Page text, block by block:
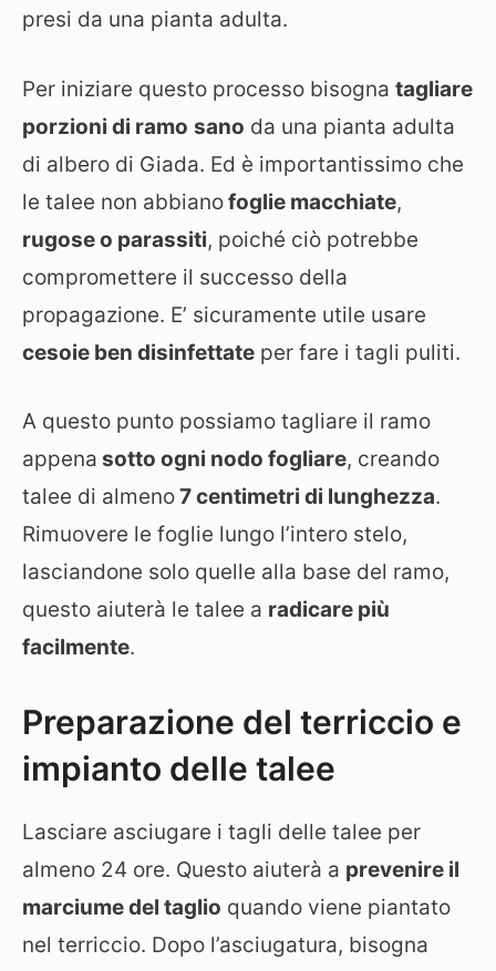
presi da una pianta adulta.
Per iniziare questo processo bisogna tagliare
porzioni di ramo sano da una pianta adulta
di albero di Giada. Ed è importantissimo che
le talee non abbianofoglie macchiate,
rugose o parassiti, poiché ciò potrebbe
compromettere il successo della
propagazione. E’ sicuramente utile usare
cesoie ben disinfettate per fare i tagli puliti.
A questo punto possiamo tagliare il ramo
appena sotto ogni nodo fogliare, creando
talee di almeno7 centimetri di lunghezza.
Rimuovere le foglie lungo l’intero stelo,
lasciandone solo quelle alla base del ramo,
questo aiuterà le talee a radicare più
facilmente.
Preparazione del terriccio e
impianto delle talee
Lasciare asciugare i tagli delle talee per
almeno 24 ore. Questo aiuterà a prevenire il
marciume del taglio quando viene piantato
nel terriccio. Dopo l’asciugatura, bisogna